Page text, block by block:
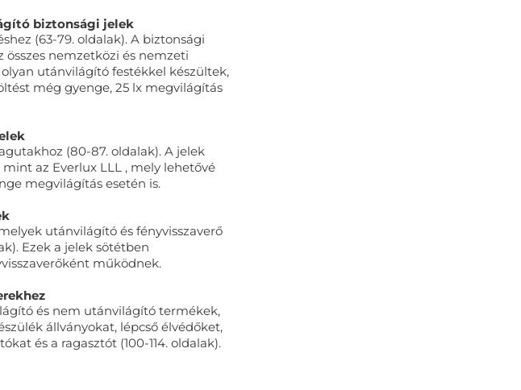
biztonsági jelek
(63-79. oldalak). A biztonsági
nemzetközi és nemzeti
utánvilágító festékkel készültek,
még gyenge, 25 lx megvilágítás
(80-87. oldalak). A jelek
az Everlux LLL , mely lehetővé
megvilágítás esetén is.
utánvilágító és fényvisszaverő
Ezek a jelek sötétben
működnek.
és nem utánvilágító termékek,
állványokat, lépcső élvédőket,
és a ragasztót (100-114. oldalak).